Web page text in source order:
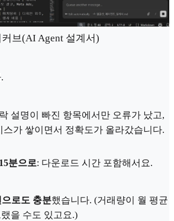
브(AI Agent 설계서)
설명이 빠진 항목에서만 오류가 났고,
스가 쌓이면서 정확도가 올라갔습니다.
분으로: 다운로드 시간 포함해서요.
로도 충분했습니다. (거래량이 월 평균
을 수도 있고요.)